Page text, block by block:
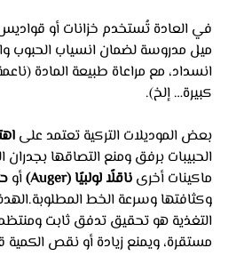
ميل مدروسة لضمان انسياب الحبوب
انسداد، مع مراعاة طبيعة المادة
كبيرة… إلخ).
بعض الموديلات التركية تعتمد على
الحبيبات برفق ومنع التصاقها
ماكينات أخرى ناقلًا لولبيًا (Auger) أو
وكثافتها وسرعة الخط
التغذية هو تحقيق تدفق ثابت
مستقرة، ويمنع زيادة أو نقص